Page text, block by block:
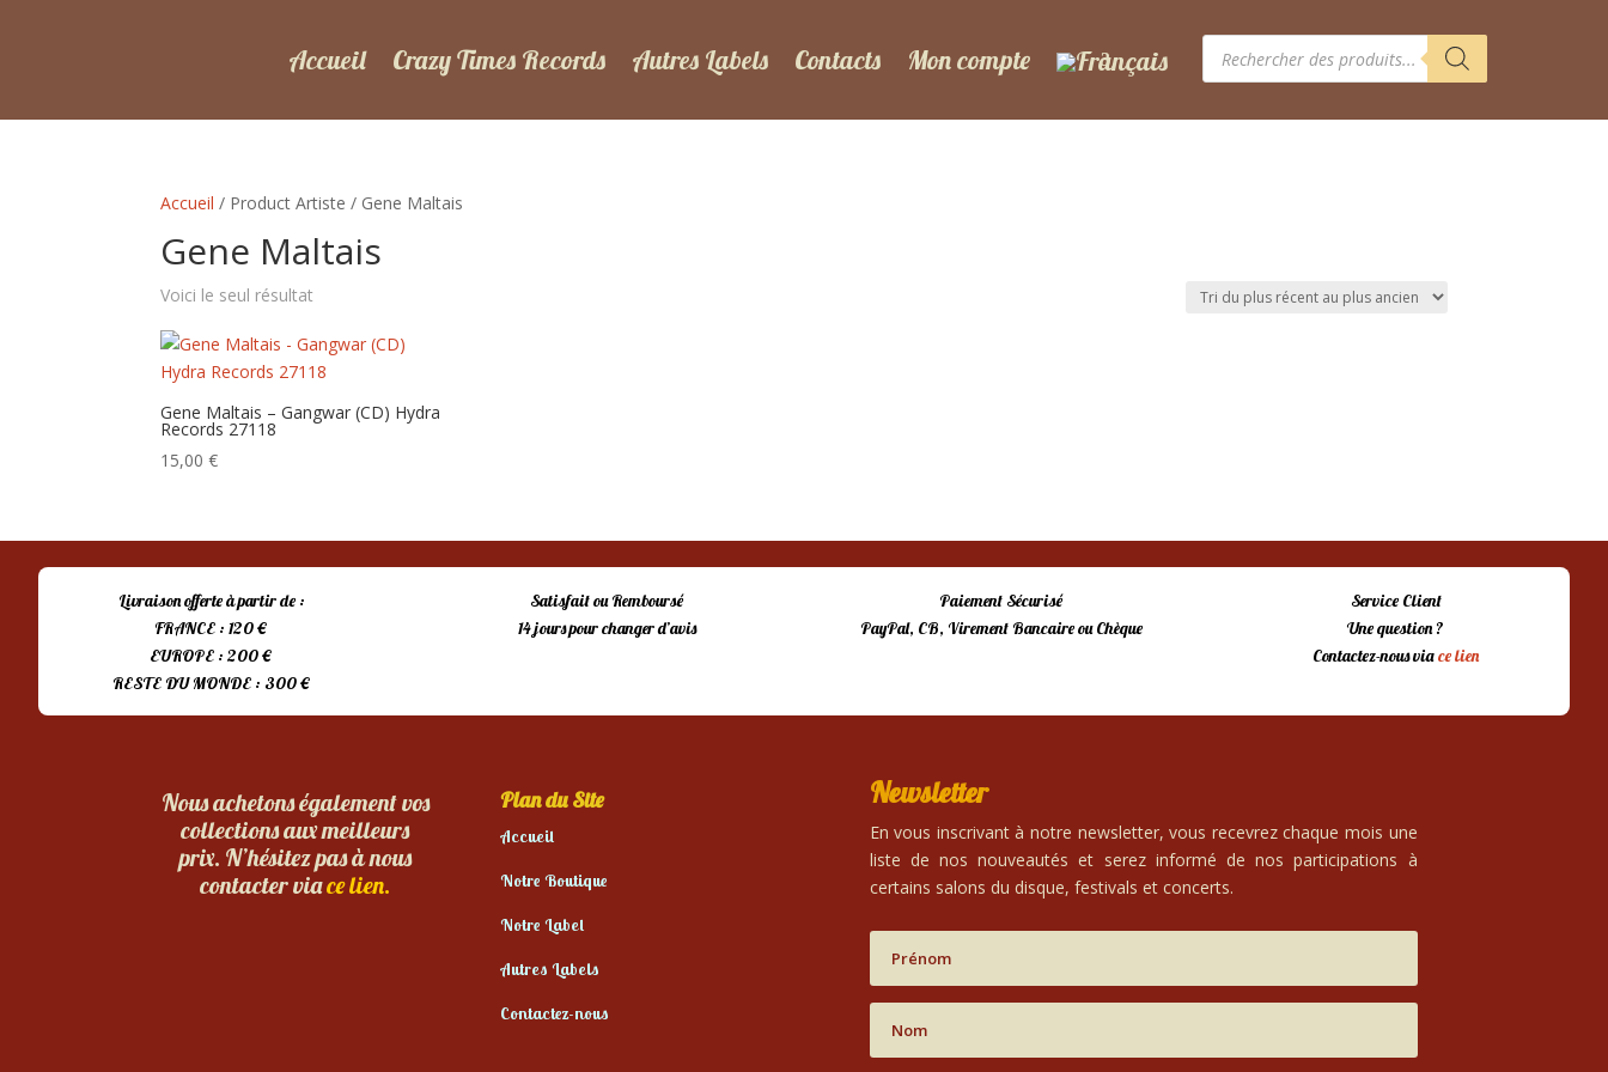
Accueil Crazy Times Records Autres Labels Contacts Mon compte
Recherche
produits
Accueil / Product Artiste / Gene Maltais
Gene Maltais
Voici le seul résultat
Gene Maltais – Gangwar (CD) Hydra
Records 27118
15,00€
Livraison offerte à partir de :
FRANCE : 120 €
EUROPE : 200 €
RESTE DU MONDE : 300 €
Satisfait ou Remboursé
14 jours pour changer d’avis
Paiement Sécurisé
PayPal, CB, Virement Bancaire ou Chèque
Service Client
Une question ?
Contactez-nous viace lien
Nous achetons également vos
collections aux meilleurs
prix. N’hésitez pas à nous
contacter viace lien.
Plan du Site
Accueil
Notre Boutique
Notre Label
Autres Labels
Contactez-nous
Newsletter
En vous inscrivant à notre newsletter, vous recevrez chaque mois une
liste de nos nouveautés et serez informé de nos participations à
certains salons du disque, festivals et concerts.